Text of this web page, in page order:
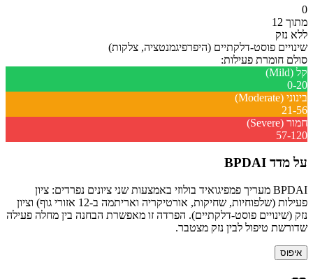
0
מתוך 12
ללא נזק
שינויים פוסט-דלקתיים (היפרפיגמנטציה, צלקות)
סולם חומרת פעילות:
קל (Mild)
0-20
בינוני (Moderate)
21-56
חמור (Severe)
57-120
על מדד BPDAI
BPDAI מעריך פמפיגואיד בולוזי באמצעות שני ציונים נפרדים: ציון
פעילות (שלפוחיות, שחיקות, אורטיקריה ואריתמה ב-12 אזורי גוף) וציון
נזק (שינויים פוסט-דלקתיים). הפרדה זו מאפשרת הבחנה בין מחלה פעילה
שדורשת טיפול לבין נזק מצטבר.
איפוס